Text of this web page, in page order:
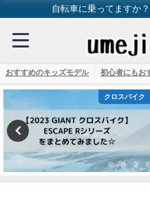
自転車に乗ってますか
おすすめのキッズモデル 初心者にもお
ロード